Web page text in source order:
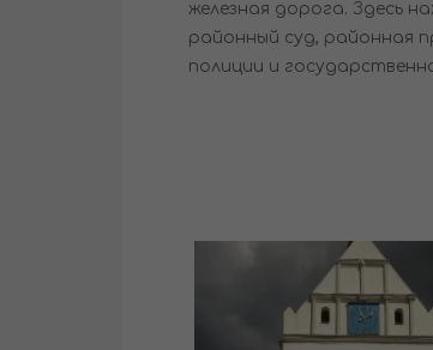
железная дорога. Здесь
районный суд, районная
полиции и